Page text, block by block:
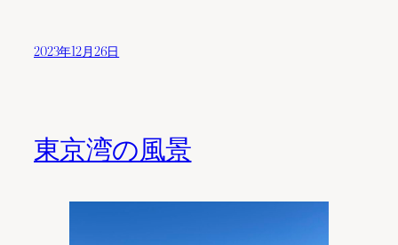
2023年12月26日
東京湾の風景